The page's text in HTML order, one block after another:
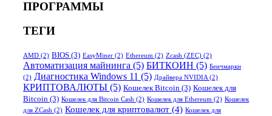
ПРОГРАММЫ
ТЕГИ
AMD (2) BIOS (3) EasyMiner (2) Ethereum (2) Zcash (ZEC) (2)
Автоматизация майнинга (5) БИТКОИН (5) Бенчмарки
(2) Диагностика Windows 11 (5) Драйвера NVIDIA (2)
КРИПТОВАЛЮТЫ (5) Кошелек Bitcoin (3) Кошелек для
Bitcoin (3) Кошелек для Bitcoin Cash (2) Кошелек для Ethereum (2) Кошелек
для ZCash (2) Кошелек для криптовалют (4) Кошелек для